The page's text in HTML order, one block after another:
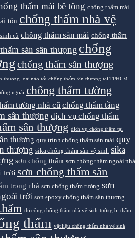
thấm mái bê tông chống thấm mái
tôn chống thấm nhà vệ
cũ chống thấm sàn mái chống thấm
sàn sân thượng chống
chống thấm sân thượng
thượng loại nào tốt chống thấm sân thượng tại TPHCM
ngoài chống thấm tường
tường nhà cũ chống thấm tầng
sân thượng dịch vụ chống thấm
sân thượng dịch vụ chống thấm tại
thượng quy trình chống thấm sàn mái quy
thượng sika chống thấm sàn vệ sinh sika
sơn chống thấm sơn chống thấm ngoài nhà
trời sơn chống thấm sân
trong nhà sơn chống thấm tường sơn
trời sơn epoxy chống thấm sân thượng
thi công chống thấm nhà vệ sinh tường bị thấm
thấm vật liệu chống thấm nhà vệ sinh